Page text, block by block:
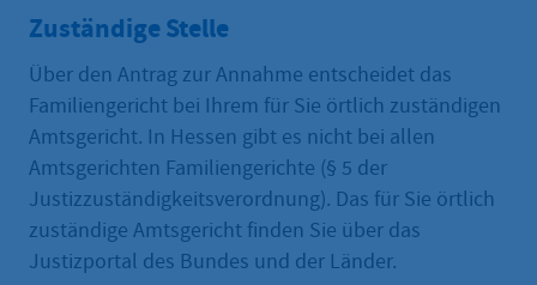
Zuständige Stelle
Über den Antrag zur Annahme entscheidet das
Familiengericht bei Ihrem für Sie örtlich zuständigen
Amtsgericht. In Hessen gibt es nicht bei allen
Amtsgerichten Familiengerichte (§ 5 der
Justizzuständigkeitsverordnung). Das für Sie örtlich
zuständige Amtsgericht finden Sie über das
Justizportal des Bundes und der Länder.